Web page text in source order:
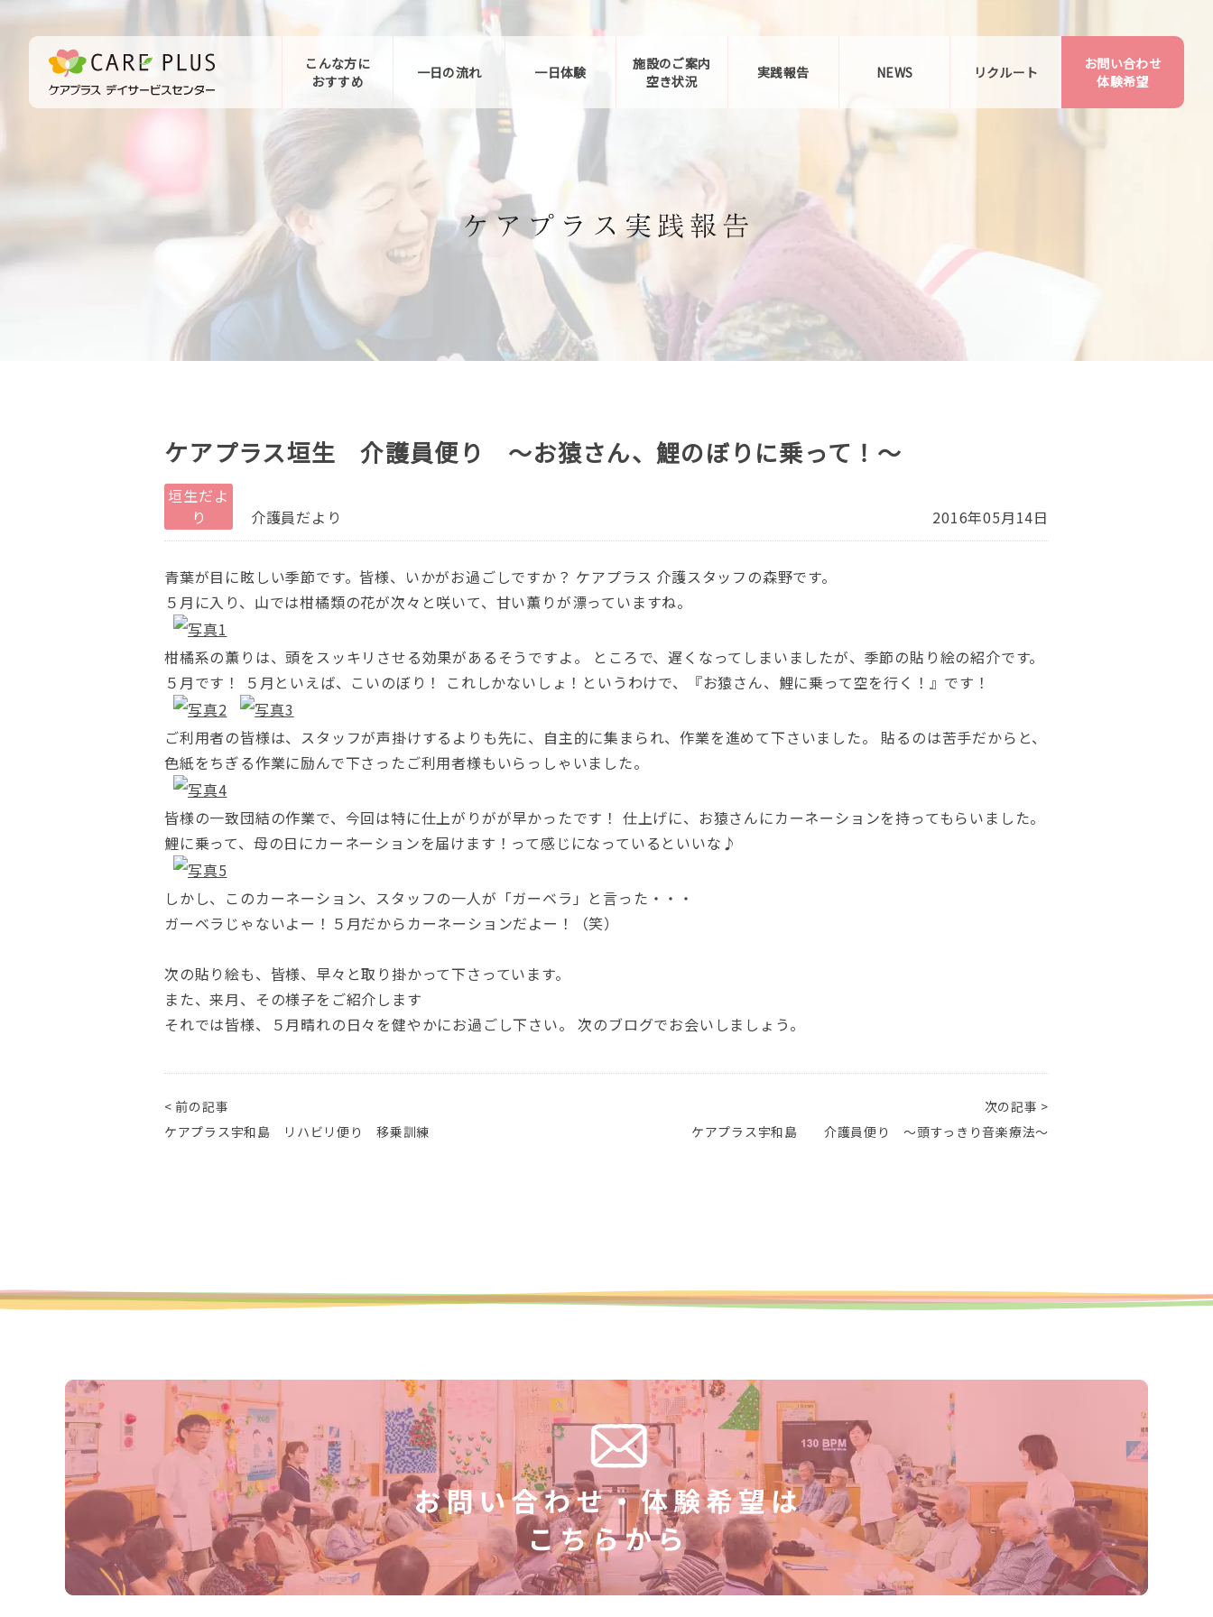
こんな方に
おすすめ
一日の流れ 一日体験
施設のご案内
空き状況
実践報告 NEWS リクルート
お問い合わせ
お問い合わせ
体験希望
ケアプラス垣生 介護員便り ～お猿さん、鯉のぼりに乗って！～
垣生だよ
り
介護員だより 2016年05月14日
青葉が目に眩しい季節です。皆様、いかがお過ごしですか？ ケアプラス 介護スタッフの森野です。
５月に入り、山では柑橘類の花が次々と咲いて、甘い薫りが漂っていますね。
柑橘系の薫りは、頭をスッキリさせる効果があるそうですよ。 ところで、遅くなってしまいましたが、季節の貼り絵の紹介です。
５月です！ ５月といえば、こいのぼり！ これしかないしょ！というわけで、『お猿さん、鯉に乗って空を行く！』です！
ご利用者の皆様は、スタッフが声掛けするよりも先に、自主的に集まられ、作業を進めて下さいました。 貼るのは苦手だからと、
色紙をちぎる作業に励んで下さったご利用者様もいらっしゃいました。
皆様の一致団結の作業で、今回は特に仕上がりがが早かったです！ 仕上げに、お猿さんにカーネーションを持ってもらいました。
鯉に乗って、母の日にカーネーションを届けます！って感じになっているといいな♪
しかし、このカーネーション、スタッフの一人が「ガーベラ」と言った・・・
ガーベラじゃないよー！５月だからカーネーションだよー！（笑）
次の貼り絵も、皆様、早々と取り掛かって下さっています。
また、来月、その様子をご紹介します
それでは皆様、５月晴れの日々を健やかにお過ごし下さい。 次のブログでお会いしましょう。
< 前の記事
ケアプラス宇和島 リハビリ便り 移乗訓練
次の記事 >
ケアプラス宇和島 介護員便り ～頭すっきり音楽療法～